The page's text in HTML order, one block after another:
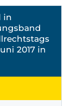
in
2017 in